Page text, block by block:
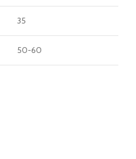
35
50-60